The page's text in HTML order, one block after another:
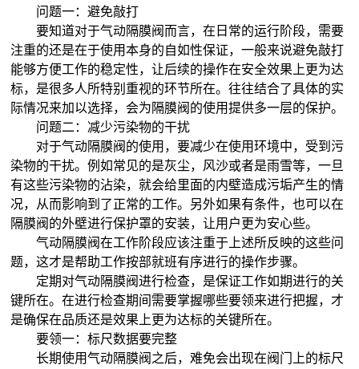
问题一：避免敲打
要知道对于气动隔膜阀而言，在日常的运行阶段，需要
注重的还是在于使用本身的自如性保证，一般来说避免敲打
能够方便工作的稳定性，让后续的操作在安全效果上更为达
标，是很多人所特别重视的环节所在。往往结合了具体的实
际情况来加以选择，会为隔膜阀的使用提供多一层的保护。
问题二：减少污染物的干扰
对于气动隔膜阀的使用，要减少在使用环境中，受到污
染物的干扰。例如常见的是灰尘，风沙或者是雨雪等，一旦
有这些污染物的沾染，就会给里面的内壁造成污垢产生的情
况，从而影响到了正常的工作。另外如果有条件，也可以在
隔膜阀的外壁进行保护罩的安装，让用户更为安心些。
气动隔膜阀在工作阶段应该注重于上述所反映的这些问
题，这才是帮助工作按部就班有序进行的操作步骤。
定期对气动隔膜阀进行检查，是保证工作如期进行的关
键所在。在进行检查期间需要掌握哪些要领来进行把握，才
是确保在品质还是效果上更为达标的关键所在。
要领一：标尺数据要完整
长期使用气动隔膜阀之后，难免会出现在阀门上的标尺